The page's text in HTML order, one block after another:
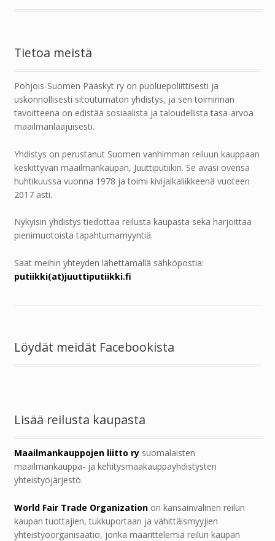
Tietoa meistä
Pohjois-Suomen Pääskyt ry on puoluepoliittisesti ja
uskonnollisesti sitoutumaton yhdistys, ja sen toiminnan
tavoitteena on edistää sosiaalista ja taloudellista tasa-arvoa
maailmanlaajuisesti.
Yhdistys on perustanut Suomen vanhimman reiluun kauppaan
keskittyvän maailmankaupan, Juuttiputiikin. Se avasi ovensa
huhtikuussa vuonna 1978 ja toimi kivijalkaliikkeenä vuoteen
2017 asti.
Nykyisin yhdistys tiedottaa reilusta kaupasta sekä harjoittaa
pienimuotoista tapahtumamyyntiä.
Saat meihin yhteyden lähettämällä sähköpostia:
putiikki(at)juuttiputiikki.fi
Löydät meidät Facebookista
Lisää reilusta kaupasta
Maailmankauppojen liitto rysuomalaisten
maailmankauppa- ja kehitysmaakauppayhdistysten
yhteistyöjärjestö.
World Fair Trade Organizationon kansainvälinen reilun
kaupan tuottajien, tukkuportaan ja vähittäismyyjien
yhteistyöorganisaatio, jonka määrittelemiä reilun kaupan